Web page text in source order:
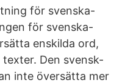
för svenska-
för svenska-
enskilda ord,
Den svensk-
inte översätta mer